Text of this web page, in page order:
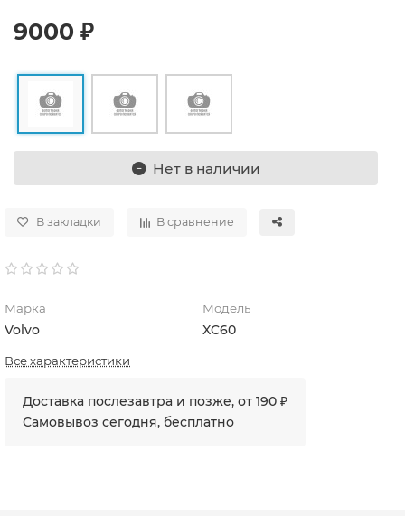
9000 ₽
Нет в наличии
В закладки В сравнение
Марка
Volvo
Модель
XC60
Все характеристики
Доставка послезавтра и позже, от 190 ₽
Самовывоз сегодня, бесплатно